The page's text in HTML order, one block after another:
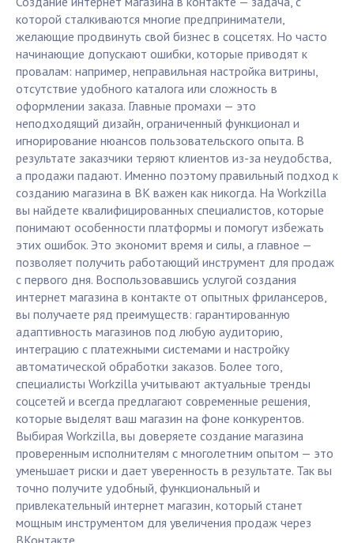
которой сталкиваются многие предприниматели,
желающие продвинуть свой бизнес в соцсетях. Но часто
начинающие допускают ошибки, которые приводят к
провалам: например, неправильная настройка витрины,
отсутствие удобного каталога или сложность в
оформлении заказа. Главные промахи — это
неподходящий дизайн, ограниченный функционал и
игнорирование нюансов пользовательского опыта. В
результате заказчики теряют клиентов из-за неудобства,
а продажи падают. Именно поэтому правильный подход к
созданию магазина в ВК важен как никогда. На Workzilla
вы найдете квалифицированных специалистов, которые
понимают особенности платформы и помогут избежать
этих ошибок. Это экономит время и силы, а главное —
позволяет получить работающий инструмент для продаж
с первого дня. Воспользовавшись услугой создания
интернет магазина в контакте от опытных фрилансеров,
вы получаете ряд преимуществ: гарантированную
адаптивность магазинов под любую аудиторию,
интеграцию с платежными системами и настройку
автоматической обработки заказов. Более того,
специалисты Workzilla учитывают актуальные тренды
соцсетей и всегда предлагают современные решения,
которые выделят ваш магазин на фоне конкурентов.
Выбирая Workzilla, вы доверяете создание магазина
проверенным исполнителям с многолетним опытом — это
уменьшает риски и дает уверенность в результате. Так вы
точно получите удобный, функциональный и
привлекательный интернет магазин, который станет
мощным инструментом для увеличения продаж через